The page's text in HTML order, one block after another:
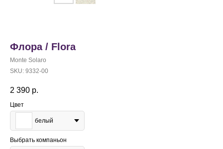
Флора / Flora
Monte Solaro
SKU: 9332-00
2 390 р.
Цвет
белый
Выбрать компаньон